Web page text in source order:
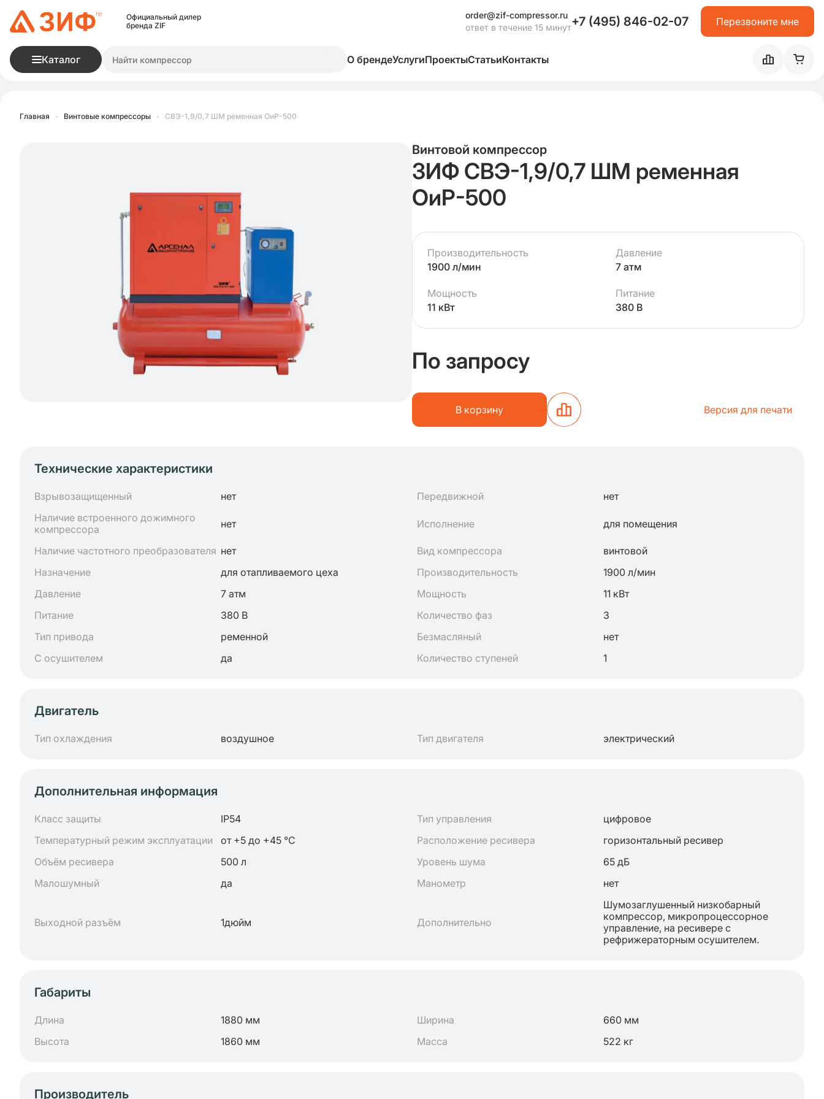
Официальный дилер
бренда ZIF
order@zif-compressor.ru
ответ в течение 15 минут+7 (495) 846-02-07 Перезвоните мне
Каталог О брендеУслугиПроектыСтатьиКонтакты
Главная • Винтовые компрессоры • СВЭ-1,9/0,7 ШМ ременная ОиР-500
Винтовой компрессор
ЗИФ СВЭ-1,9/0,7 ШМ ременная
ОиР-500
Производительность
1900 л/мин
Давление
7 атм
Мощность
11 кВт
Питание
380 В
По запросу
В корзину Версия для печати
Технические характеристики
Взрывозащищенный нет Передвижной
нет
Наличие встроенного дожимного
компрессора
нет Исполнение для помещения
Наличие частотного преобразователя нет Вид компрессора
винтовой
Назначение
для отапливаемого цеха Производительность
1900 л/мин
Давление
7 атм Мощность
11 кВт
Питание
380 В Количество фаз
3
Тип привода
ременной Безмасляный
нет
С осушителем
да Количество ступеней 1
Двигатель
Тип охлаждения воздушное Тип двигателя электрический
Дополнительная информация
Класс защиты IP54 Тип управления
цифровое
Температурный режим эксплуатации
от +5 до +45 °C Расположение ресивера
горизонтальный ресивер
Объём ресивера
500 л Уровень шума
65 дБ
Малошумный
да Манометр нет
Выходной разъём 1дюйм Дополнительно
Шумозаглушенный низкобарный
компрессор, микропроцессорное
управление, на ресивере с
рефрижераторным осушителем.
Габариты
Длина 1880 мм Ширина
660 мм
Высота
1860 мм Масса 522 кг
Производитель